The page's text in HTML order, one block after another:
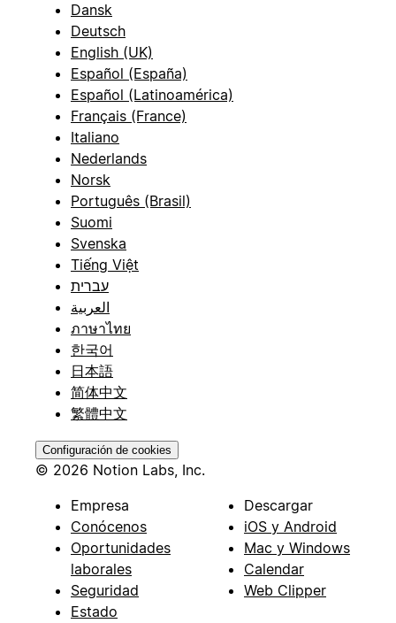
Dansk
Deutsch
English (UK)
Español (España)
Español (Latinoamérica)
Français (France)
Italiano
Nederlands
Norsk
Português (Brasil)
Suomi
Svenska
Tiếng Việt
עברית
العربية
ภาษาไทย
한국어
日本語
简体中文
繁體中文
Configuración de cookies
© 2026 Notion Labs, Inc.
Empresa
Conócenos
Oportunidades
laborales
Seguridad
Estado
Descargar
iOS y Android
Mac y Windows
Calendar
Web Clipper